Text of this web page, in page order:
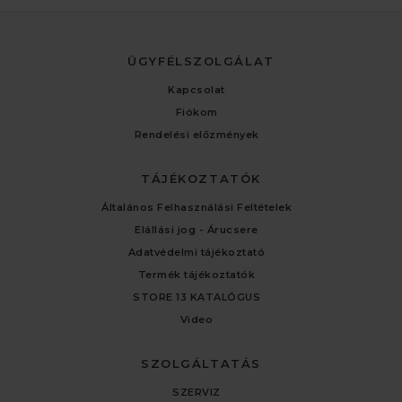
ÜGYFÉLSZOLGÁLAT
Kapcsolat
Fiókom
Rendelési előzmények
TÁJÉKOZTATÓK
Általános Felhasználási Feltételek
Elállási jog - Árucsere
Adatvédelmi tájékoztató
Termék tájékoztatók
STORE 13 KATALÓGUS
Video
SZOLGÁLTATÁS
SZERVIZ